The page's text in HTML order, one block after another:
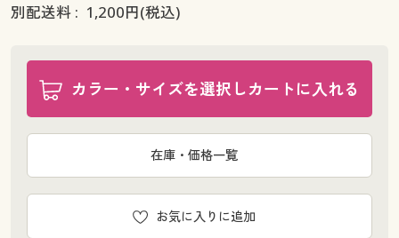
別配送料 : 1,200円(税込)
カラー・サイズを選択しカートに入れる
お気に入りに追加
在庫・価格一覧